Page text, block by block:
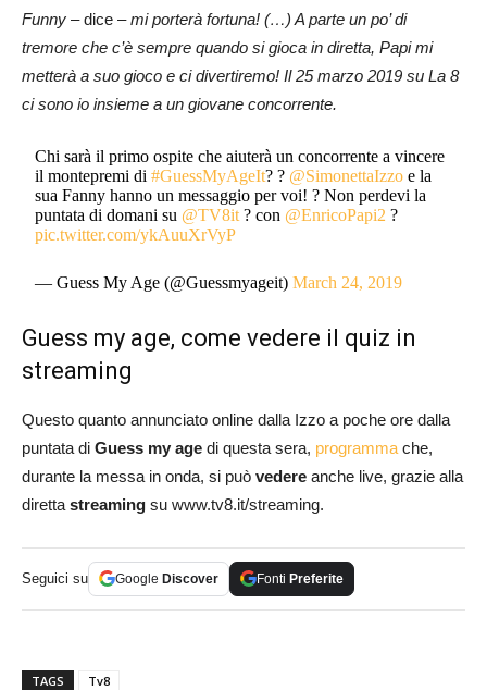
Funny – dice –mi porterà fortuna! (…) A parte un po’ di
tremore che c’è sempre quando si gioca in diretta, Papi mi
metterà a suo gioco e ci divertiremo! Il 25 marzo 2019 su La 8
ci sono io insieme a un giovane concorrente.
Chi sarà il primo ospite che aiuterà un concorrente a vincere
il montepremi di#GuessMyAgeIt? ? @SimonettaIzzo e la
sua Fanny hanno un messaggio per voi! ? Non perdevi la
puntata di domani su @TV8it ? con @EnricoPapi2 ?
pic.twitter.com/ykAuuXrVyP
— Guess My Age (@Guessmyageit)March 24, 2019
Guess my age, come vedere il quiz in
streaming
Questo quanto annunciato online dalla Izzo a poche ore dalla
puntata di Guess my age di questa sera, programma che,
durante la messa in onda, si può vedere anche live, grazie alla
diretta streaming su www.tv8.it/streaming.
Seguici su Google Discover Fonti Preferite
TAGS Tv8